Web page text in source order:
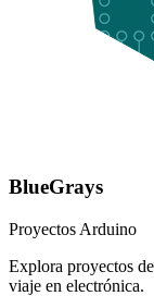
BlueGrays
Proyectos Arduino
Explora proyectos
viaje en electrónica.